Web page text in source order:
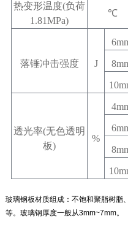
热变形温度(负荷
1.81MPa)
℃
落锤冲击强度 J
透光率(无色透明
板)
%
玻璃钢板材质组成：不饱和聚脂树脂
等。玻璃钢厚度一般从3mm~7mm。